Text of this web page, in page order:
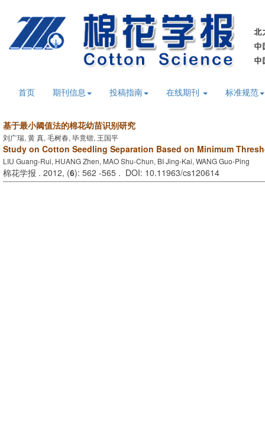
首页 期刊信息 投稿指南 在线期刊 标准规范
基于最小阈值法的棉花幼苗识别研究
刘广瑞, 黄 真, 毛树春, 毕竟锴, 王国平
Study on Cotton Seedling Separation Based on Minimum
LIU Guang-Rui, HUANG Zhen, MAO Shu-Chun, BI Jing-Kai, WANG Guo-Ping
棉花学报 . 2012, (6): 562 -565 . DOI: 10.11963/cs120614